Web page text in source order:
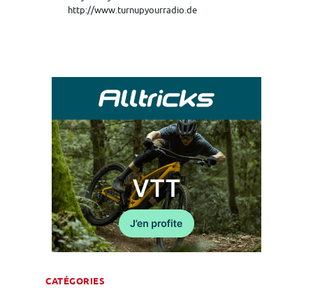
http://www.turnupyourradio.de
CATÉGORIES